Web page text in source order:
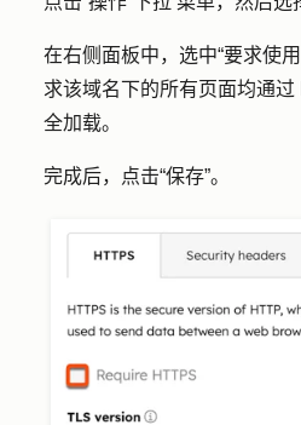
在右侧面板中，选中“要求使
求该域名下的所有页面均通
全加载。
完成后，点击“保存”。